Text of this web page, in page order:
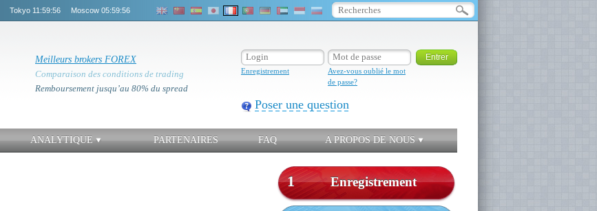
Tokyo 11:59:56 Moscow 05:59:56
Meilleurs brokers FOREX
Comparaison des conditions de trading
Remboursement jusqu’au 80% du spread
Enregistrement
Avez-vous oublié le mot
de passe?
Poser une question
ANALYTIQUE PARTENAIRES FAQ A PROPOS DE NOUS
1 Enregistrement